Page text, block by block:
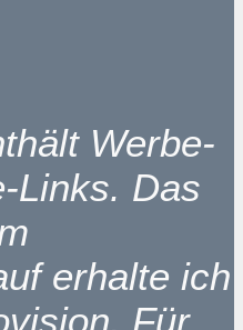
Werbe-
Links. Das
erhalte ich
Für